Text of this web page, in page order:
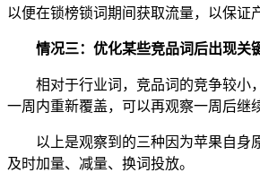
以便在锁榜锁词期间获取流量，以保证
情况三：优化某些竞品词后出现关
相对于行业词，竞品词的竞争较小
一周内重新覆盖，可以再观察一周后继
以上是观察到的三种因为苹果自身
及时加量、减量、换词投放。